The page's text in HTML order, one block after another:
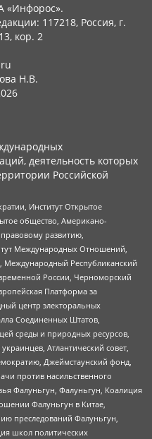
«Инфорос».
117218, Россия, г.
кор. 2
Н.В.
деятельность которых
Российской
Институт Открытое
общество, Американо-
развитию,
Международных Отношений,
Международный Республиканский
России, Черноморский
Платформа за
центр электоральных
Соединенных Штатов,
среды и природных ресурсов,
Атлантический совет,
Джеймстаунский фонд,
против насильственного
Фалуньгун, Фалуньгун, Коалиция
Фалуньгун в Китае,
преследований Фалуньгун,
школ политических